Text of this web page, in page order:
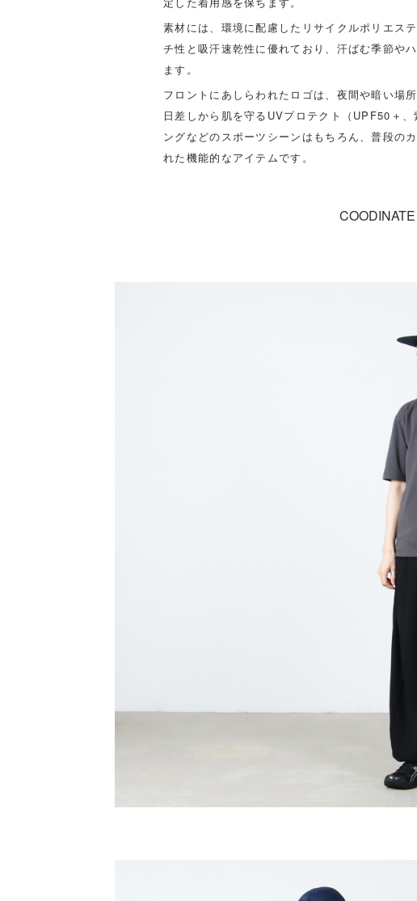
素材には、環境に配慮したリサイクルポリエス
チ性と吸汗速乾性に優れており、汗ばむ季節や
ます。
フロントにあしらわれたロゴは、夜間や暗い場
日差しから肌を守るUVプロテクト（UPF50＋
ングなどのスポーツシーンはもちろん、普段の
れた機能的なアイテムです。
COODINATE